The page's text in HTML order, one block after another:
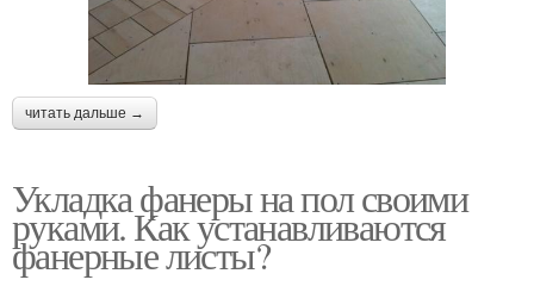
читать дальше →
Укладка фанеры на пол своими
руками. Как устанавливаются
фанерные листы?